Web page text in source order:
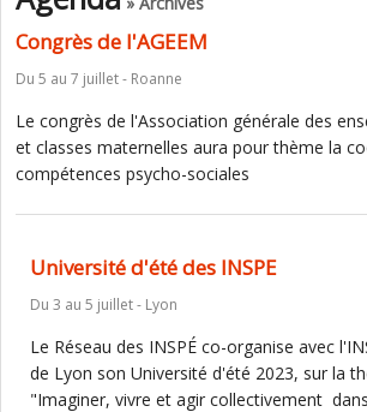
Congrès de l'AGEEM
Du 5 au 7 juillet - Roanne
Le congrès de l'Association générale des
et classes maternelles aura pour thème la
compétences psycho-sociales
Université d'été des INSPE
Du 3 au 5 juillet - Lyon
Le Réseau des INSPÉ co-organise avec
de Lyon son Université d'été 2023, sur la
"Imaginer, vivre et agir collectivement